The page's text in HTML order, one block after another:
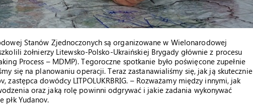
Stanów Zjednoczonych są organizowane w Wielonarodowej
żołnierzy Litewsko-Polsko-Ukraińskiej Brygady głównie z procesu
Process – MDMP). Tegoroczne spotkanie było poświęcone zupełnie
się na planowaniu operacji. Teraz zastanawialiśmy się, jak ją skutecznie
zastępca dowódcy LITPOLUKRBRIG. – Rozważamy między innymi, jak
oraz jaką rolę powinni odgrywać i jakie zadania wykonywać
Yudanov.